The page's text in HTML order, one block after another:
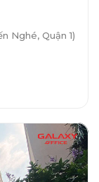
Nghé, Quận 1)